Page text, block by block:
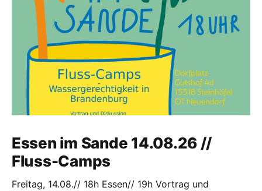
Essen im Sande 14.08.26 //
Fluss-Camps
Freitag, 14.08.// 18h Essen// 19h Vortrag und